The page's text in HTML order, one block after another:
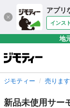
アプリ
インス
地
ジモティー 売りま
新品未使用サー